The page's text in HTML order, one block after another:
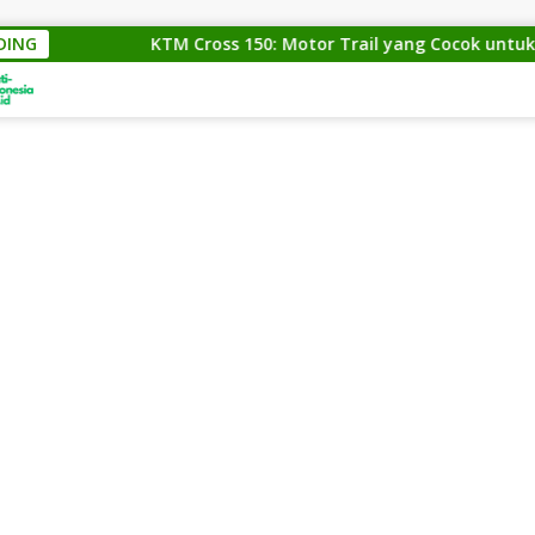
KTM Cross 150: Motor Trail yang Cocok untuk Para